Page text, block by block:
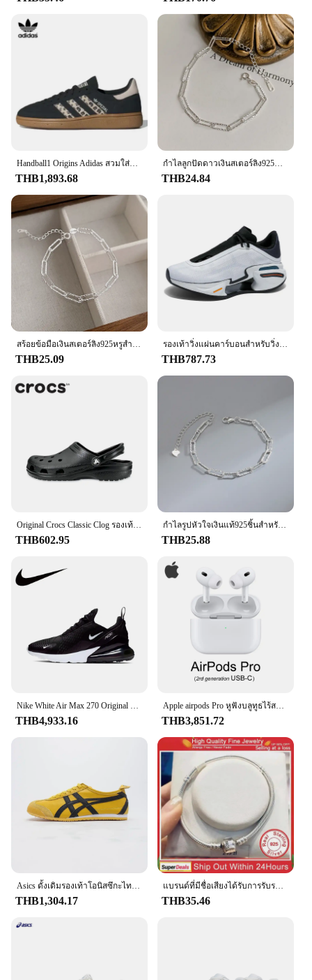
THB1,893.68
กำไลลูกปัดดาวเงินสเตอร์ลิง925หรูสำหรับผู้หญิงสร้อยข้อมือแบบปรับได้สองชั้นเครื่องประดับงานปาร์ตี้
THB24.84
THB25.09 THB787.73
THB602.95
กำไลรูปหัวใจเงินแท้925ชิ้นสำหรับย้อนยุคสำหรับผู้หญิงกำไลข้อมือสวยๆเซอร์คอนอเนกประสงค์สไตล์เกาหลีของขวัญเครื่องประดับสำหรับงานเลี้ยงของแท้
THB25.88
THB4,933.16
Apple airpods Pro หูฟังบลูทูธไร้สายของแท้รุ่น2ND พร้อมระบบลดเสียงรบกวนแบบแอกทีฟ Magsafe
THB3,851.72
Asics ดั้งเดิมรองเท้าโอนิสซึกะไทเกอร์เม็กซิกัน66, รองเท้าพื้นแบนระบายอากาศได้สำหรับผู้หญิงผู้ชายรองเท้าผ้าใบพร้อมเบาะเชือกรองเท้า
THB1,304.17
แบรนด์ที่มีชื่อเสียงได้รับการรับรองต้นฉบับ925เงินสเตอร์ลิงสร้อยข้อมือสำหรับผู้หญิง DIY เสน่ห์ลูกปัดเชื่อมโยงงูโซ่เครื่องประดับข้อมือคลาสสิก
THB35.46